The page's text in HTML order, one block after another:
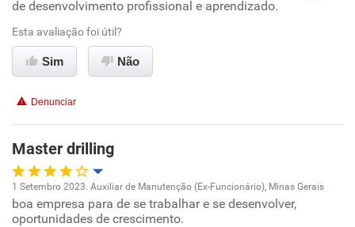
Conciliação com a vida familiar
Benefícios
Recomenda esta empresa
Recomenda a diretoria
de desenvolvimento profissional e aprendizado.
Esta avaliação foi útil?
Sim Não
Denunciar
Master drilling
Oportunidade de promoção
1 Setembro 2023. Auxiliar de Manutenção (Ex-Funcionário), Minas Gerais
boa empresa para de se trabalhar e se desenvolver,
oportunidades de crescimento.